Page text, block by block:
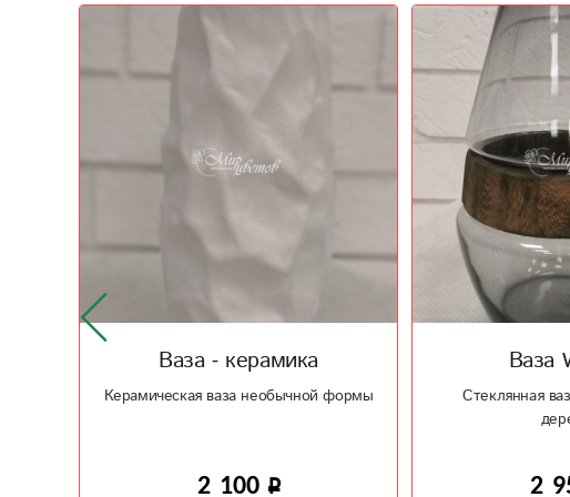
Ваза Wood 3
Стеклянная ваза в сочетании с
2 950
Ваза
Интересной